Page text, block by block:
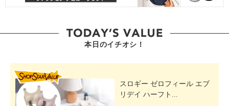
本日のイチオシ！
スロギー ゼロフィール エブ
リデイ ハーフト...